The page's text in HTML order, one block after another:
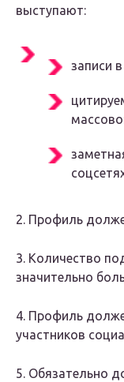
выступают:
записи
2. Профиль
3. Количество
значительно
4. Профиль
участников
5. Обязательно